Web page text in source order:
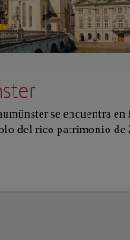
para quienes buscan
Para más
web oficial.
se encuentra
del rico patrimonio de
local. Sus aguas
pintoresco que
Caminar a lo
impresionantes
un espectáculo
Para una